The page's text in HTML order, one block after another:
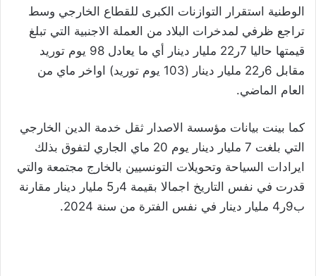
الوطنية استقرار التوازنات الكبرى للقطاع الخارجي وسط
تراجع ظرفي لمدخرات البلاد من العملة الاجنبية التي تبلغ
قيمتها حاليا 7ر22 مليار دينار أي ما يعادل 98 يوم توريد
مقابل 6ر22 مليار دينار (103 يوم توريد) اواخر ماي من
العام الماضي.
كما بينت بيانات مؤسسة الاصدار ثقل خدمة الدين الخارجي
التي بلغت 7 مليار دينار يوم 20 ماي الجاري لتفوق بذلك
ايرادات السياحة وتحويلات التونسيين بالخارج مجتمعة والتي
قدرت في نفس التاريخ اجمالا بقيمة 4ر5 مليار دينار مقارنة
ب9ر4 مليار دينار في نفس الفترة من سنة 2024.